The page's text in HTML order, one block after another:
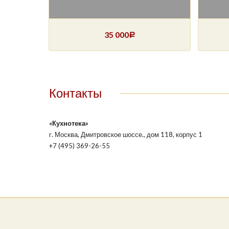
35 000Р
Контакты
«Кухнотека»
г. Москва, Дмитровское шоссе., дом 118, корпус 1
+7 (495) 369-26-55